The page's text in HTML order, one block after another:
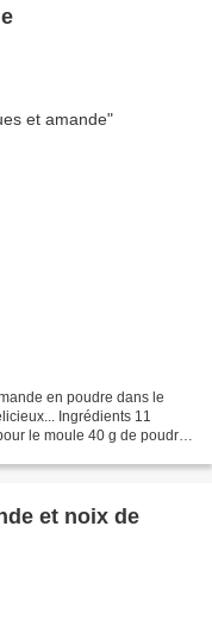
en poudre dans le
Ingrédients 11
le moule 40 g de poudre
et noix de